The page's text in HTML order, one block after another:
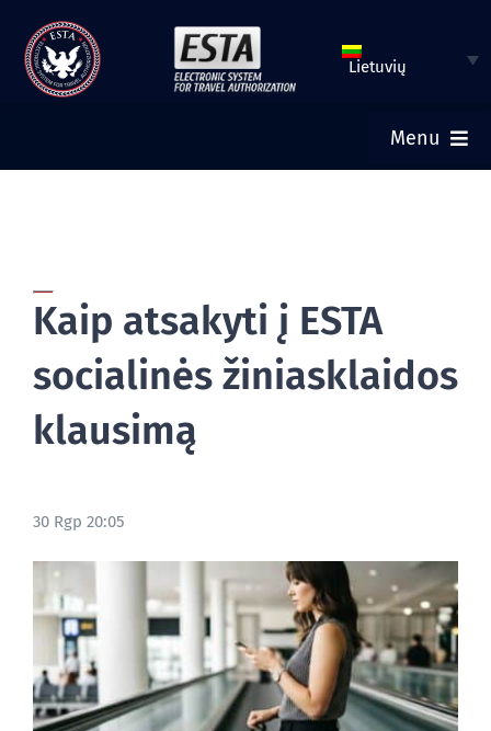
prie
turinio
Lietuvių
Menu
PATIKRINTI ESTA BŪKLĘ
TURISTINĖ VIZA
TINKLARAŠTIS
Kaip atsakyti į ESTA
socialinės žiniasklaidos
klausimą
30 Rgp 20:05